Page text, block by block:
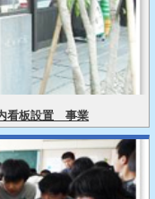
看板設置 事業